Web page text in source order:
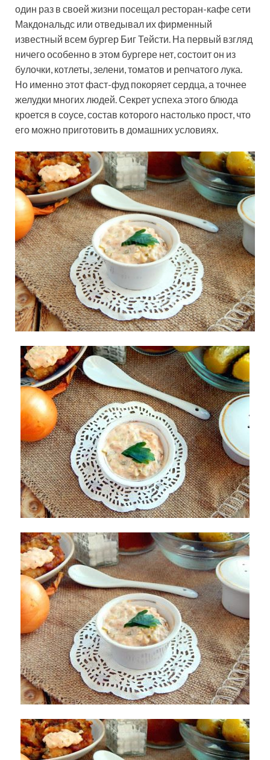
один раз в своей жизни посещал ресторан-кафе сети
Макдональдс или отведывал их фирменный
известный всем бургер Биг Тейсти. На первый взгляд
ничего особенно в этом бургере нет, состоит он из
булочки, котлеты, зелени, томатов и репчатого лука.
Но именно этот фаст-фуд покоряет сердца, а точнее
желудки многих людей. Секрет успеха этого блюда
кроется в соусе, состав которого настолько прост, что
его можно приготовить в домашних условиях.